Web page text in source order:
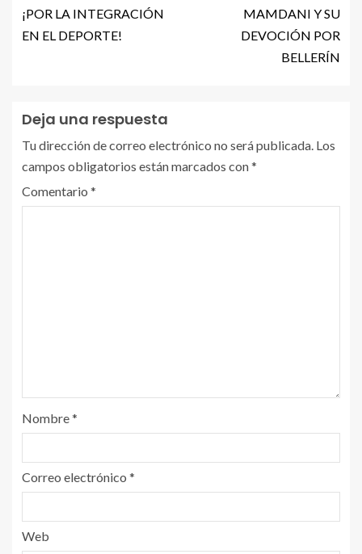
¡POR LA INTEGRACIÓN
EN EL DEPORTE!
MAMDANI Y SU
DEVOCIÓN POR
BELLERÍN
Deja una respuesta
Tu dirección de correo electrónico no será publicada. Los
campos obligatorios están marcados con*
Comentario *
Nombre*
Correo electrónico *
Web